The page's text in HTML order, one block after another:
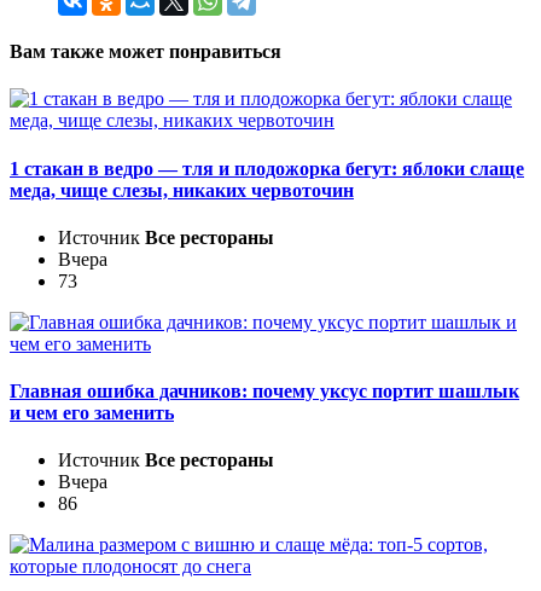
Вам также может понравиться
1 стакан в ведро — тля и плодожорка бегут: яблоки слаще
меда, чище слезы, никаких червоточин
Источник Все рестораны
Вчера
73
Главная ошибка дачников: почему уксус портит шашлык
и чем его заменить
Источник Все рестораны
Вчера
86